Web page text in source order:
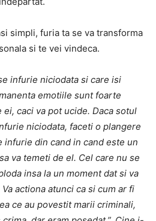
simpli, furia ta se va transforma
si te vei vindeca.
infurie niciodata si care isi
emotiile sunt foarte
caci va pot ucide. Daca sotul
niciodata, faceti o plangere
infurie din cand in cand este un
va temeti de el. Cel care nu se
insa la un moment dat si va
actiona atunci ca si cum ar fi
ce au povestit marii criminali,